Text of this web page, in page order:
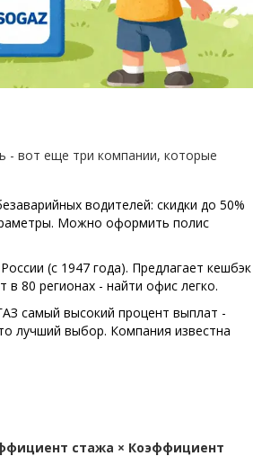
- вот еще три компании, которые
водителей: скидки до 50%
Можно оформить полис
(с 1947 года). Предлагает кешбэк
80 регионах - найти офис легко.
самый высокий процент выплат -
лучший выбор. Компания известна
стажа × Коэффициент